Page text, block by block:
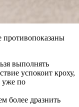
противопоказаны
выполнять
успокоит кроху,
уже по
более дразнить